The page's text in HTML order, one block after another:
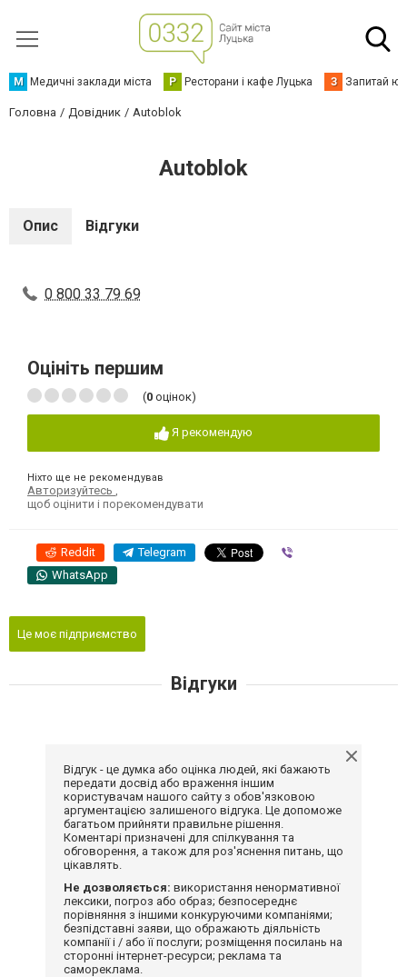
М Медичні заклади міста Р Ресторани і кафе Луцька З Запитай
Головна Довідник Autoblok
Autoblok
Опис Відгуки
0 800 33 79 69
Оцініть першим
(0 оцінок)
Я рекомендую
Ніхто ще не рекомендував
Авторизуйтесь
щоб оцінити і порекомендувати
Reddit Telegram
WhatsApp
Це моє підприємство
Відгуки
Відгук - це думка або оцінка людей, які бажають
передати досвід або враження іншим
користувачам нашого сайту з обов'язковою
аргументацією залишеного відгука. Це допоможе
багатьом прийняти правильне рішення.
Коментарі призначені для спілкування та
обговорення, а також для роз'яснення питань, що
цікавлять.
Не дозволяється: використання ненормативної
лексики, погроз або образ; безпосереднє
порівняння з іншими конкуруючими компаніями;
безпідставні заяви, що ображають діяльність
компанії і / або її послуги; розміщення посилань на
сторонні інтернет-ресурси; реклама та
самореклама.